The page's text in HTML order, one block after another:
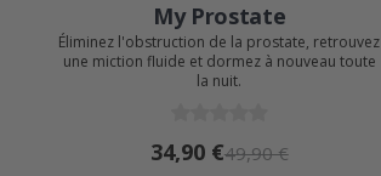
My Prostate
Éliminez l'obstruction de la prostate, retrouvez
une miction fluide et dormez à nouveau toute
la nuit.
34,90 €49,90 €